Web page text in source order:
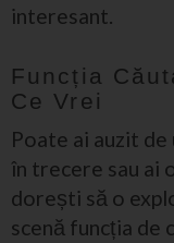
interesant.
Funcția
Ce Vrei
Poate ai auzit
în trecere sau ai
dorești să o
scenă funcția de